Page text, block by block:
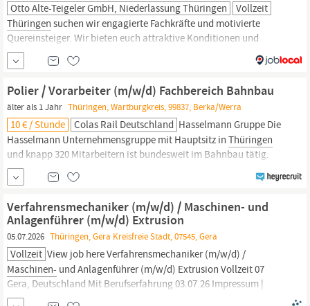
Otto Alte-Teigeler GmbH, Niederlassung Thüringen
Vollzeit
Thüringen suchen wir engagierte Fachkräfte und motivierte
Quereinsteiger. Wir bieten euch attraktive Konditionen und
langfristige Perspektiven. Anzahl der Mitarbeiter: 35 – 40 am
Standort Thüringen
arbeitest mit Baugeräten und Baumaschinen. Du führst
Schneidarbeiten in Asphalt und Beton durch.
Polier / Vorarbeiter (m/w/d) Fachbereich Bahnbau
älter als 1 Jahr Thüringen, Wartburgkreis, 99837, Berka/Werra
10 € / Stunde Colas Rail Deutschland Hasselmann Gruppe Die
Hasselmann Unternehmensgruppe mit Hauptsitz in Thüringen
und knapp 320 Mitarbeitern ist bundesweit im Bahnbau tätig.
Durch eine langjährig planbare Auftragslage bieten wir unseren
Mitarbeitern und Auszubildenden eine sichere Zukunft.
Gemeinsam sind wir ein starker Unternehmensverbund, der die
Aufgabenstellungen rund um den Bahn-...
Verfahrensmechaniker (m/w/d) / Maschinen- und
Anlagenführer (m/w/d) Extrusion
05.07.2026 Thüringen, Gera Kreisfreie Stadt, 07545, Gera
Vollzeit View job here Verfahrensmechaniker (m/w/d) /
Maschinen- und Anlagenführer (m/w/d) Extrusion Vollzeit 07
Gera, Deutschland Mit Berufserfahrung 03.07.26 Impressum |
Datenschutzerklärung Powered by softgarden